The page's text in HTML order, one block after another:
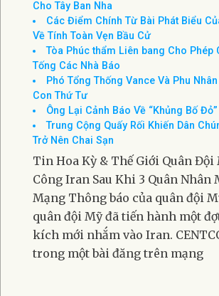
Cho Tây Ban Nha
Các Điểm Chính Từ Bài Phát Biểu
Về Tính Toàn Vẹn Bầu Cử
Tòa Phúc thẩm Liên bang Cho Phép
Tống Các Nhà Báo
Phó Tổng Thống Vance Và Phu
Con Thứ Tư
Ông Lại Cảnh Báo Về “Khủng Bố
Trung Cộng Quấy Rối Khiến Dân
Trở Nên Chai Sạn
Tin Hoa Kỳ & Thế Giới Quân Đội
Công Iran Sau Khi 3 Quân Nhân
Mạng Thông báo của quân đội
quân đội Mỹ đã tiến hành một
kích mới nhắm vào Iran.
trong một bài đăng trên mạng